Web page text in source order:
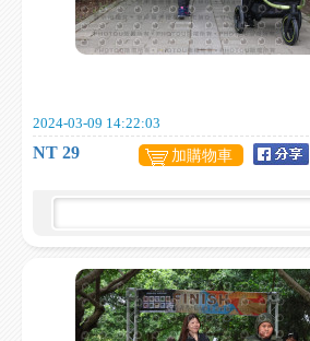
2024-03-09 14:22:03
NT 29 加購物車